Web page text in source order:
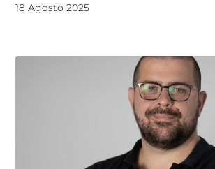
18 Agosto 2025